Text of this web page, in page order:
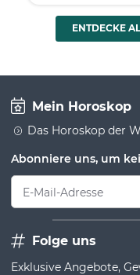
ENTDECKE
Mein Horoskop
Das Horoskop der
Abonniere uns, um
E-Mail-Adresse
Folge uns
Exklusive Angebote,